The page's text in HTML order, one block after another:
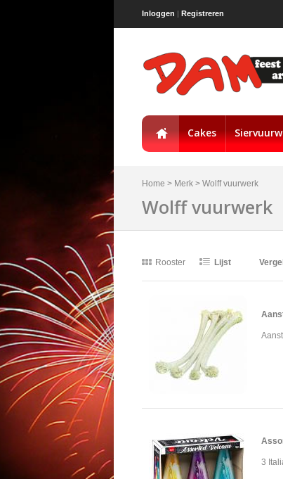
Inloggen | Registreren
Cakes
Home > Merk > Wolff vuurwerk
Wolff vuurwerk
Rooster Lijst
3